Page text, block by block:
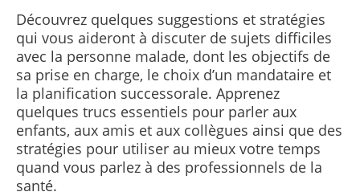
Découvrez quelques suggestions et stratégies
qui vous aideront à discuter de sujets difficiles
avec la personne malade, dont les objectifs de
sa prise en charge, le choix d’un mandataire et
la planification successorale. Apprenez
quelques trucs essentiels pour parler aux
enfants, aux amis et aux collègues ainsi que des
stratégies pour utiliser au mieux votre temps
quand vous parlez à des professionnels de la
santé.